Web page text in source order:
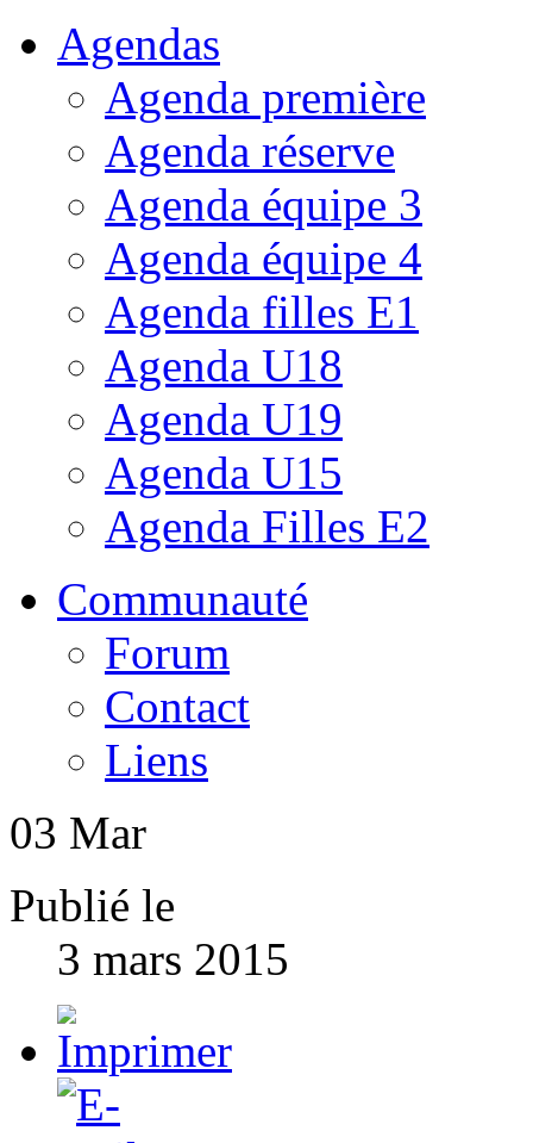
Agendas
Agenda première
Agenda réserve
Agenda équipe 3
Agenda équipe 4
Agenda filles E1
Agenda U18
Agenda U19
Agenda U15
Agenda Filles E2
Communauté
Forum
Contact
Liens
03 Mar
Publié le
3 mars 2015